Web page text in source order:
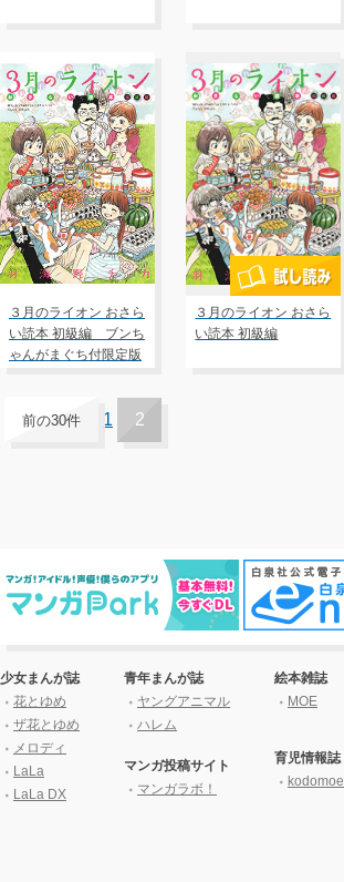
３月のライオン おさら
い読本 初級編 ブンち
ゃんがまぐち付限定版
３月のライオン おさら
い読本 初級編
前の30件 1 2
少女まんが誌
花とゆめ
ザ花とゆめ
メロディ
LaLa
LaLa DX
青年まんが誌
ヤングアニマル
ハレム
マンガ投稿サイト
マンガラボ！
絵本雑誌
MOE
育児情報誌
kodomoe